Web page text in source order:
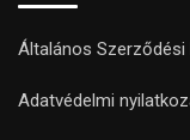
Általános Szerződési
Adatvédelmi